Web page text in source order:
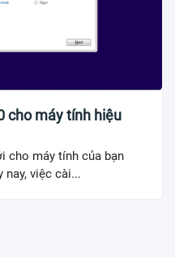
cho máy tính hiệu
cho máy tính của bạn
nay, việc cài...